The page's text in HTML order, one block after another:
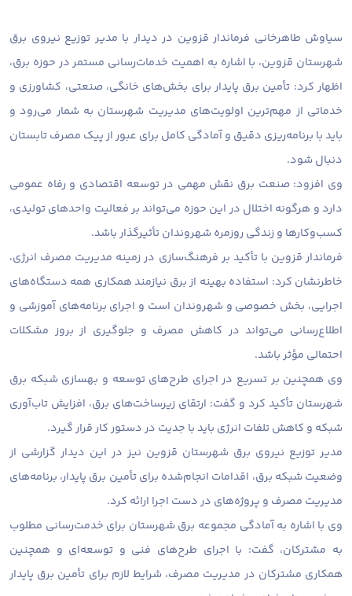
سیاوش طاهرخانی فرماندار قزوین در دیدار با مدیر توزیع نیروی برق
شهرستان قزوین، با اشاره به اهمیت خدمات‌رسانی مستمر در حوزه برق،
اظهار کرد: تأمین برق پایدار برای بخش‌های خانگی، صنعتی، کشاورزی و
خدماتی از مهم‌ترین اولویت‌های مدیریت شهرستان به شمار می‌رود و
باید با برنامه‌ریزی دقیق و آمادگی کامل برای عبور از پیک مصرف تابستان
دنبال شود.
وی افزود: صنعت برق نقش مهمی در توسعه اقتصادی و رفاه عمومی
دارد و هرگونه اختلال در این حوزه می‌تواند بر فعالیت واحدهای تولیدی،
کسب‌وکارها و زندگی روزمره شهروندان تأثیرگذار باشد.
فرماندار قزوین با تأکید بر فرهنگ‌سازی در زمینه مدیریت مصرف انرژی،
خاطرنشان کرد: استفاده بهینه از برق نیازمند همکاری همه دستگاه‌های
اجرایی، بخش خصوصی و شهروندان است و اجرای برنامه‌های آموزشی و
اطلاع‌رسانی می‌تواند در کاهش مصرف و جلوگیری از بروز مشکلات
احتمالی مؤثر باشد.
وی همچنین بر تسریع در اجرای طرح‌های توسعه و بهسازی شبکه برق
شهرستان تأکید کرد و گفت: ارتقای زیرساخت‌های برق، افزایش تاب‌آوری
شبکه و کاهش تلفات انرژی باید با جدیت در دستور کار قرار گیرد.
مدیر توزیع نیروی برق شهرستان قزوین نیز در این دیدار گزارشی از
وضعیت شبکه برق، اقدامات انجام‌شده برای تأمین برق پایدار، برنامه‌های
مدیریت مصرف و پروژه‌های در دست اجرا ارائه کرد.
وی با اشاره به آمادگی مجموعه برق شهرستان برای خدمت‌رسانی مطلوب
به مشترکان، گفت: با اجرای طرح‌های فنی و توسعه‌ای و همچنین
همکاری مشترکان در مدیریت مصرف، شرایط لازم برای تأمین برق پایدار